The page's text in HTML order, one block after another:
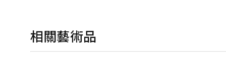
相關藝術品